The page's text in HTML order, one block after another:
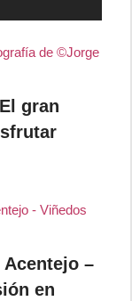
gran
Acentejo –
en